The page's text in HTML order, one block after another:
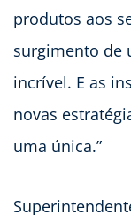
produtos aos
surgimento de
incrível. E as
novas
uma única.”